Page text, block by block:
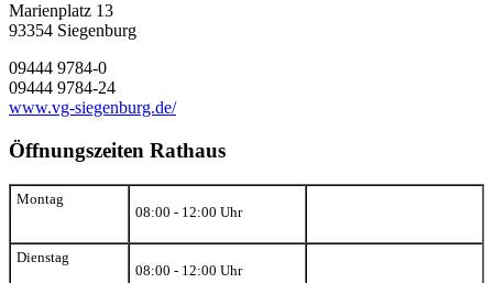
Marienplatz 13
93354 Siegenburg
09444 9784-0
09444 9784-24
www.vg-siegenburg.de/
Öffnungszeiten Rathaus
Montag
08:00 - 12:00 Uhr
Dienstag
08:00 - 12:00 Uhr